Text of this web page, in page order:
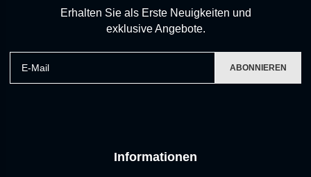
Informationen
Erhalten Sie als Erste Neuigkeiten und
exklusive Angebote.
ABONNIEREN